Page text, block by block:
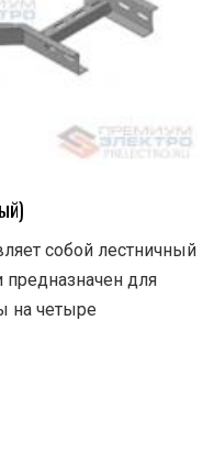
собой лестничный
для
на четыре